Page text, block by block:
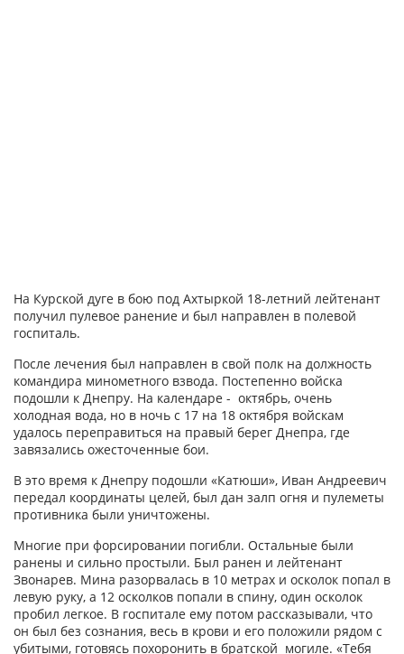
На Курской дуге в бою под Ахтыркой 18-летний лейтенант
получил пулевое ранение и был направлен в полевой
госпиталь.
После лечения был направлен в свой полк на должность
командира минометного взвода. Постепенно войска
подошли к Днепру. На календаре - октябрь, очень
холодная вода, но в ночь с 17 на 18 октября войскам
удалось переправиться на правый берег Днепра, где
завязались ожесточенные бои.
В это время к Днепру подошли «Катюши», Иван Андреевич
передал координаты целей, был дан залп огня и пулеметы
противника были уничтожены.
Многие при форсировании погибли. Остальные были
ранены и сильно простыли. Был ранен и лейтенант
Звонарев. Мина разорвалась в 10 метрах и осколок попал в
левую руку, а 12 осколков попали в спину, один осколок
пробил легкое. В госпитале ему потом рассказывали, что
он был без сознания, весь в крови и его положили рядом с
убитыми, готовясь похоронить в братской могиле. «Тебя